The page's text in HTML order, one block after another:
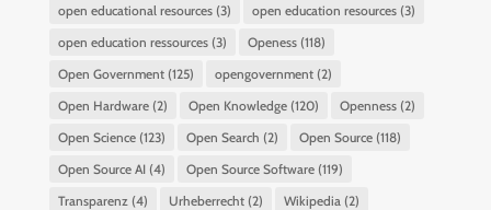
open educational resources(3) open education resources(3)
open education ressources(3) Openess(118)
Open Government(125) opengovernment(2)
Open Hardware(2) Open Knowledge(120) Openness(2)
Open Science(123) Open Search (2) Open Source(118)
Open Source AI(4) Open Source Software(119)
Transparenz (4) Urheberrecht(2) Wikipedia (2)